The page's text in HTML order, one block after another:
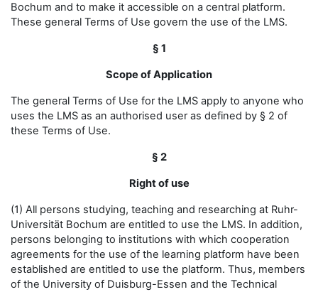
Bochum and to make it accessible on a central platform.
These general Terms of Use govern the use of the LMS.
§ 1
Scope of Application
The general Terms of Use for the LMS apply to anyone who
uses the LMS as an authorised user as defined by § 2 of
these Terms of Use.
§ 2
Right of use
(1) All persons studying, teaching and researching at Ruhr-
Universität Bochum are entitled to use the LMS. In addition,
persons belonging to institutions with which cooperation
agreements for the use of the learning platform have been
established are entitled to use the platform. Thus, members
of the University of Duisburg-Essen and the Technical